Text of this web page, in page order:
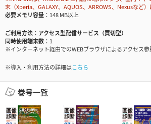
末（Xperia、GALAXY、AQUOS、ARROWS、Nexusなど
必要メモリ容量
148 MB以上
ご利用方法
アクセス型配信サービス（買切型）
同時使用端末数
1
※インターネット経由でのWEBブラウザによるアクセス参
※導入・利用方法の詳細はこちら
巻号一覧